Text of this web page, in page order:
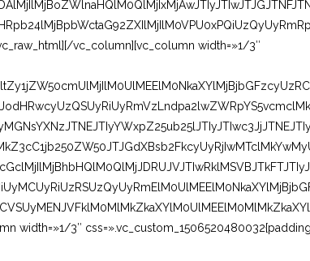
vc_column][vc_column width=»1/3″
width=»1/3″